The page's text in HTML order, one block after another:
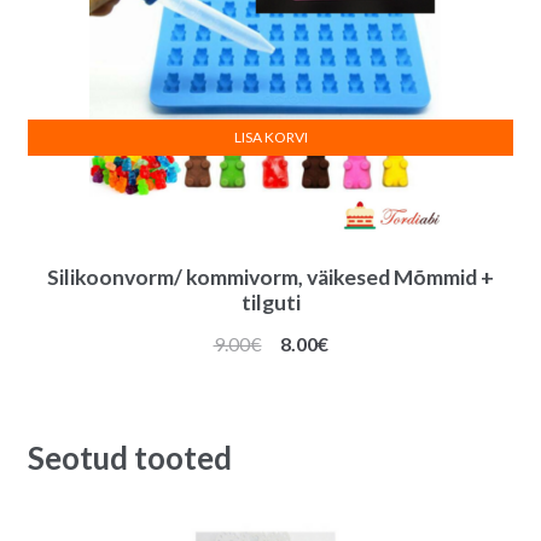
Silikoonvorm/ kommivorm, väikesed Mõmmid +
tilguti
9.00€
Algne
8.00€Praegune
LISA KORVI
Seotud tooted